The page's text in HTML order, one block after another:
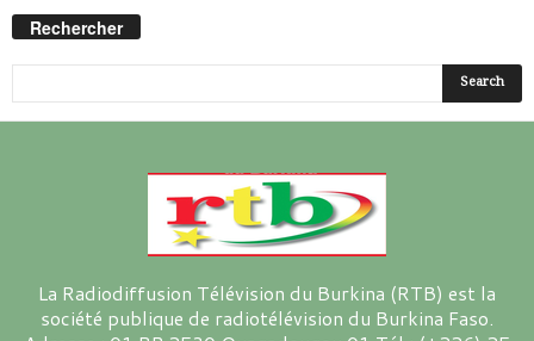
Rechercher
La Radiodiffusion Télévision du Burkina (RTB) est la
société publique de radiotélévision du Burkina Faso.